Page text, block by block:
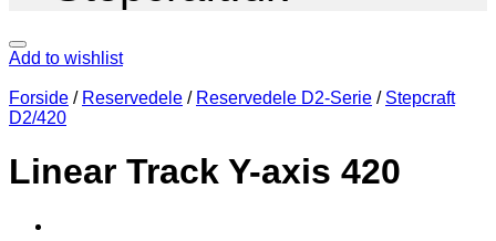
Add to wishlist
Forside / Reservedele / Reservedele D2-Serie / Stepcraft
D2/420
Linear Track Y-axis 420